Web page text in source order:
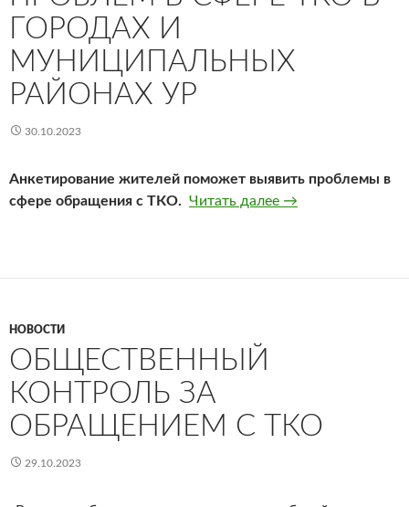
ГОРОДАХ И
МУНИЦИПАЛЬНЫХ
РАЙОНАХ УР
30.10.2023
Анкетирование жителей поможет выявить проблемы в
сфере обращения с ТКО. Читать далее Анкета
→
НОВОСТИ
ОБЩЕСТВЕННЫЙ
КОНТРОЛЬ ЗА
ОБРАЩЕНИЕМ С ТКО
29.10.2023